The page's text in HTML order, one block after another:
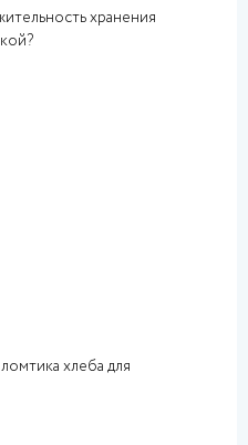
хранения
хлеба для